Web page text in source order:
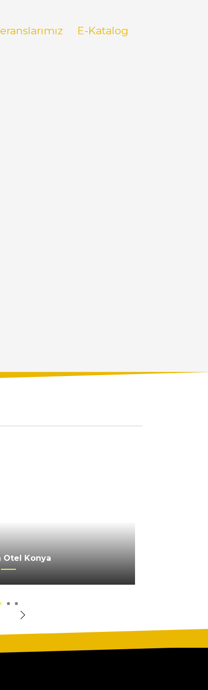
E-Katalog
Otel Konya
Ankara
PALACE OTEL
1 2